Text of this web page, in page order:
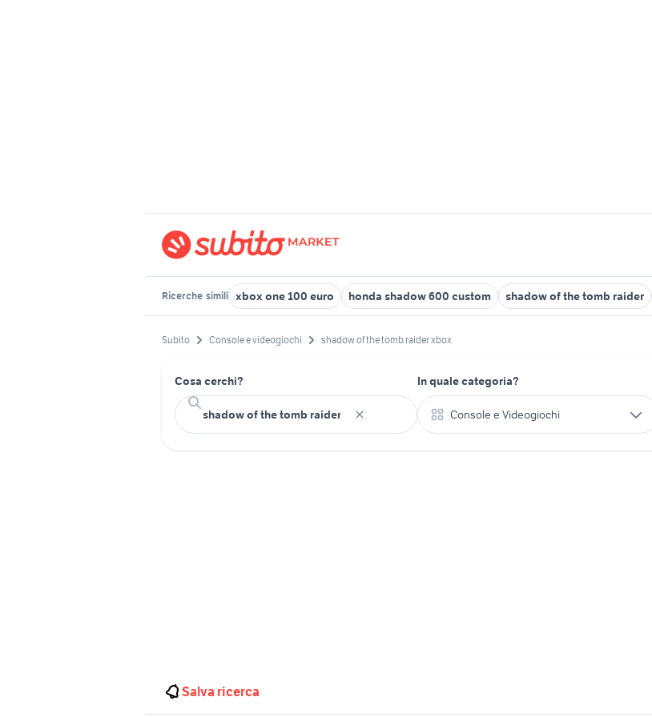
Ricerche simili xbox one 100 euro honda shadow 600 custom shadow of the tomb raider
Subito Console e videogiochi shadow of the tomb raider xbox
Cosa cerchi? In quale categoria?
Console e Videogiochi
Salva ricerca